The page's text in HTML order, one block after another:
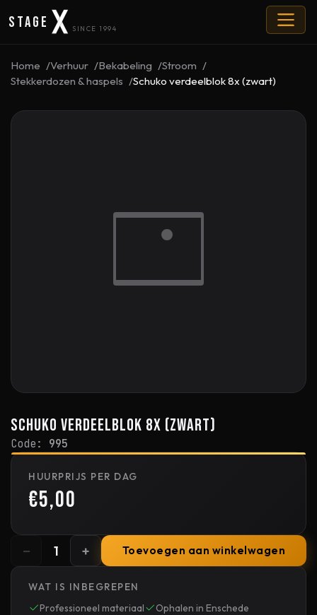
Stage SINCE 1994
Home Verhuur Bekabeling
Stroom
Stekkerdozen & haspels
Schuko verdeelblok 8x (zwart)
Schuko verdeelblok 8x (zwart)
Code: 995
HUURPRIJS PER DAG
€5,00
− 1 + Toevoegen aan winkelwagen
WAT IS INBEGREPEN
Professioneel materiaal
Ophalen in Enschede